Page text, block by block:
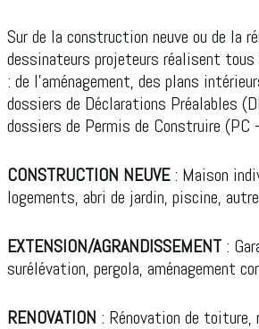
Sur de la construction neuve ou de la
dessinateurs projeteurs réalisent
: de l’aménagement, des plans
dossiers de Déclarations Préalables
dossiers de Permis de Construire (PC
CONSTRUCTION NEUVE: Maison
logements, abri de jardin, piscine,
EXTENSION/AGRANDISSEMENT:
surélévation, pergola, aménagement
RENOVATION : Rénovation de toiture,